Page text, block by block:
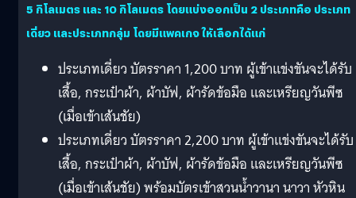
5 กิโลเมตร และ 10 กิโลเมตร โดยแบ่งออกเป็น 2 ประเภทคือ ประเภท
เดี่ยว และประเภทกลุ่ม โดยมีแพคเกจ ให้เลือกได้แก่
ประเภทเดี่ยว บัตรราคา 1,200 บาท ผู้เข้าแข่งขันจะได้รับ
เสื้อ, กระเป๋าผ้า, ผ้าบัฟ, ผ้ารัดข้อมือ และเหรียญวันพีซ
(เมื่อเข้าเส้นชัย)
ประเภทเดี่ยว บัตรราคา 2,200 บาท ผู้เข้าแข่งขันจะได้รับ
เสื้อ, กระเป๋าผ้า, ผ้าบัฟ, ผ้ารัดข้อมือ และเหรียญวันพีซ
(เมื่อเข้าเส้นชัย) พร้อมบัตรเข้าสวนน้ำวานา นาวา หัวหิน